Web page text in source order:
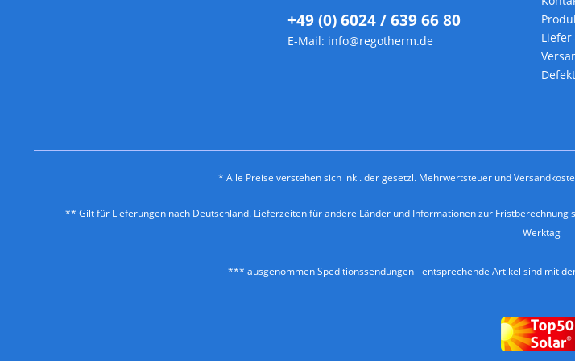
+49 (0) 6024 / 639 66 80
E-Mail: info@regotherm.de
* Alle Preise verstehen sich inkl. der gesetzl. Mehrwertsteuer und
** Gilt für Lieferungen nach Deutschland. Lieferzeiten für andere Länder und Informationen zur Fristberechnung
Werktag
*** ausgenommen Speditionssendungen - entsprechende Artikel sind mit